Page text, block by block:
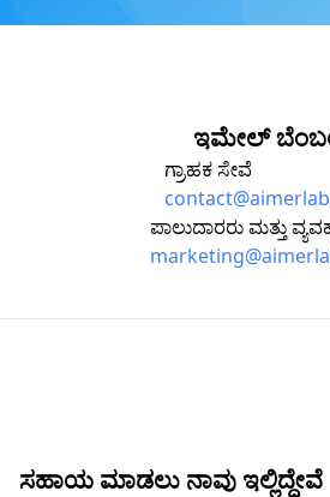
ಇಮೇಲ್
ಗ್ರಾಹಕ ಸೇವೆ
ಪಾಲುದಾರರು ಮತ್ತು
ಸಹಾಯ ಮಾಡಲು ನಾವು ಇಲ್ಲಿದ್ದೇವೆ